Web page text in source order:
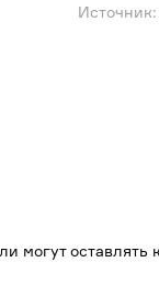
Источник:
могут